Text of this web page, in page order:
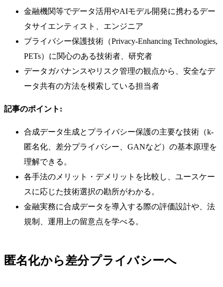
金融機関等でデータ活用やAIモデル開発に携わるデー
タサイエンティスト、エンジニア
プライバシー保護技術（Privacy-Enhancing Technologies,
PETs）に関心のある技術者、研究者
データガバナンスやリスク管理の観点から、安全なデ
ータ共有の方法を模索している担当者
記事のポイント:
合成データ生成とプライバシー保護の主要な技術（k-
匿名化、差分プライバシー、GANなど）の基本原理を
理解できる。
各手法のメリット・デメリットを比較し、ユースケー
スに応じた技術選択の勘所がわかる。
金融実務に合成データを導入する際の評価設計や、法
規制、運用上の留意点を学べる。
匿名化から差分プライバシーへ